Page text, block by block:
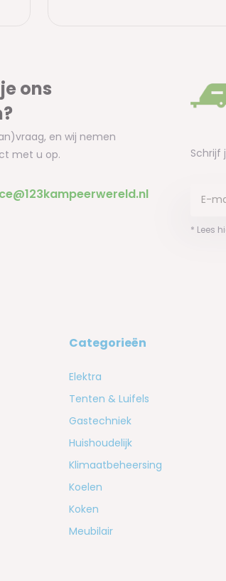
ons
en wij nemen
met u op.
Schrijf
* Lees
Categorieën
Elektra
Tenten & Luifels
Gastechniek
Huishoudelijk
Klimaatbeheersing
Koelen
Koken
Meubilair